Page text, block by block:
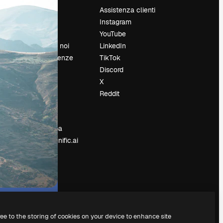
Prezzi
Recensioni
Lavora con noi
Cerca tendenze
Blog
Eventi
Slidesgo
Vendi i tuoi
contenuti
Sala stampa
Cerchi magnific.ai
Assistenza clienti
Instagram
YouTube
LinkedIn
TikTok
Discord
X
Reddit
to the storing of cookies on your device to enhance site